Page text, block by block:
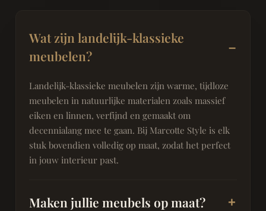
Wat zijn landelijk-klassieke
meubelen?
Landelijk-klassieke meubelen zijn warme, tijdloze
meubelen in natuurlijke materialen zoals massief
eiken en linnen, verfijnd en gemaakt om
decennialang mee te gaan. Bij Marcotte Style is elk
stuk bovendien volledig op maat, zodat het perfect
in jouw interieur past.
Maken jullie meubels op maat?